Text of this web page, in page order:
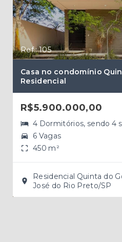
Ref.: 105
Casa no condomínio
Residencial
R$5.900.000,00
4 Dormitórios, sendo 4
6 Vagas
450 m²
Residencial Quinta do
José do Rio Preto/SP